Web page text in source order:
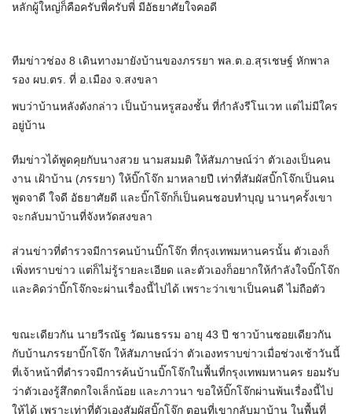
หลักผู้ใหญ่ก็คือครับพี่ครับพี่ มีอัธยาศัยใจคอดี
ทีมข่าวช่อง 8 เดินทางมายังบ้านของภรรยา พล.ต.อ.สุรเชษฐ์ หักพาล
รอง ผบ.ตร. ที่ อ.เมือง จ.สงขลา
พบว่าบ้านหลังดังกล่าว เป็นบ้านหรูสองชั้น ที่กำลังรีโนเวท แต่ไม่มีใคร
อยู่บ้าน
ทีมข่าวได้พูดคุยกับนางสวย นามสมมติ ให้สัมภาษณ์ว่า ตัวเองเป็นคน
งาน เฝ้าบ้าน (ภรรยา) ให้บิ๊กโจ๊ก มาหลายปี เท่าที่สัมผัสบิ๊กโจ๊กเป็นคน
พูดจาดี ใจดี อัธยาศัยดี และบิ๊กโจ๊กก็เป็นคนชอบทำบุญ นานๆครั้งเขา
จะกลับมาบ้านที่จังหวัดสงขลา
ส่วนข่าวที่ตำรวจมีการคนบ้านบิ๊กโจ๊ก ที่กรุงเทพมหานครนั้น ตัวเองก็
เพิ่งทราบข่าว แต่ก็ไม่รู้รายละเอียด และตัวเองก็อยากให้กำลังใจบิ๊กโจ๊ก
และคิดว่าบิ๊กโจ๊กจะผ่านเรื่องนี้ไปได้ เพราะว่าเขาเป็นคนดี ไม่ถือตัว
ขณะเดียวกัน นายวีรณัฐ วัฒนธรรม อายุ 43 ปี ชาวบ้านซอยเดียวกัน
กับบ้านภรรยาบิ๊กโจ๊ก ให้สัมภาษณ์ว่า ตัวเองทราบข่าวเมื่อช่วงเช้าวันนี้
ที่เจ้าหน้าที่ตำรวจมีการค้นบ้านบิ๊กโจ๊กในพื้นที่กรุงเทพมหานคร ยอมรับ
ว่าตัวเองรู้สึกตกใจเล็กน้อย และภาวนา ขอให้บิ๊กโจ๊กผ่านพ้นเรื่องนี้ไป
ให้ได้ เพราะเท่าที่ตัวเองสัมผัสบิ๊กโจ๊ก ตอนที่เขากลับมาบ้าน ในพื้นที่